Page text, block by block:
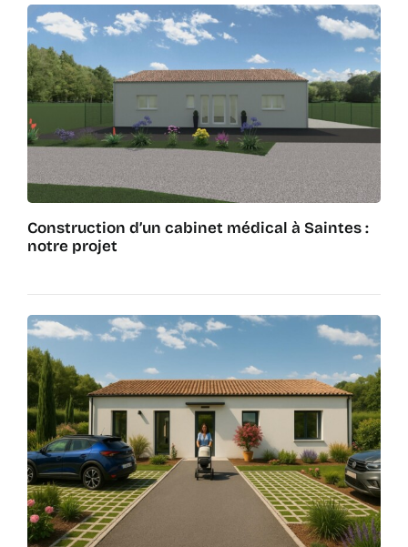
Construction d’un cabinet médical à Saintes :
notre projet